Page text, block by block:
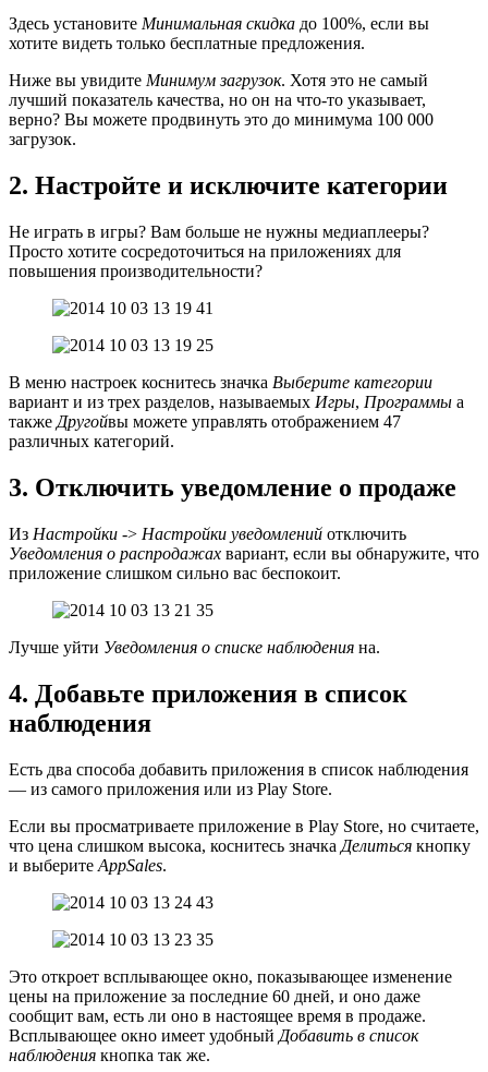
Здесь установите Минимальная скидка до 100%, если вы
хотите видеть только бесплатные предложения.
Ниже вы увидите Минимум загрузок. Хотя это не самый
лучший показатель качества, но он на что-то указывает,
верно? Вы можете продвинуть это до минимума 100 000
загрузок.
2. Настройте и исключите категории
Не играть в игры? Вам больше не нужны медиаплееры?
Просто хотите сосредоточиться на приложениях для
повышения производительности?
В меню настроек коснитесь значка Выберите категории
вариант и из трех разделов, называемых Игры, Программы а
также Другойвы можете управлять отображением 47
различных категорий.
3. Отключить уведомление о продаже
Из Настройки -> Настройки уведомлений отключить
Уведомления о распродажах вариант, если вы обнаружите, что
приложение слишком сильно вас беспокоит.
Лучше уйти Уведомления о списке наблюдения на.
4. Добавьте приложения в список
наблюдения
Есть два способа добавить приложения в список наблюдения
— из самого приложения или из Play Store.
Если вы просматриваете приложение в Play Store, но считаете,
что цена слишком высока, коснитесь значка Делиться кнопку
и выберите AppSales.
Это откроет всплывающее окно, показывающее изменение
цены на приложение за последние 60 дней, и оно даже
сообщит вам, есть ли оно в настоящее время в продаже.
Всплывающее окно имеет удобный Добавить в список
наблюдения кнопка так же.